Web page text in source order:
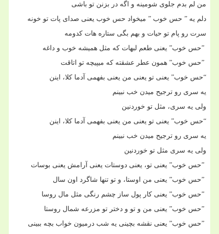
من لم بدم جلوی شومینه و اگه در بزنن تو باشی
دلم یه ” حس خوب ” میخواد حس خوب یعنی صدای پات تو خونه
سرت رو پام تو حیات و بهم بگی ستاره هات کدومه
”حس خوب” یعنی طعم لبهات که مثل همیشه خوب و داغه
”حس خوب” همون عطر عشقته که میپیچه تو اتاقت
“حس خوب” یعنی تو یعنی من یعنی بفهمی آدما کلا، اینن
یه سری رو ترجیح میدن خب نبینم
ولی یه سری، مثل تو خوردنین
“حس خوب” یعنی تو یعنی من یعنی بفهمی آدما کلا، اینن
یه سری رو ترجیح میدن خب نبینم
ولی یه سری مثل تو خوردنین
”حس خوب” یعنی تو، یعنی دوستات یعنی آرامش یعنی بوسات
”حس خوب” یعنی من اوستا، و تو تنها شاگرد اون سال
”حس خوب” یعنی کار پول ساز چشم رنگی مثل مال روسا
”حس خوب” یعنی من و تو و دختر تو مزرعه شمال روستا
”حس خوب” یعنی نقشه بچینی یه شب درمیون خواب بچه ببینی